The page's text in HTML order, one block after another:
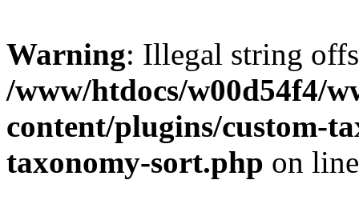
Warning: Illegal string
/www/htdocs/w00d54f4/
content/plugins/custom-
taxonomy-sort.php on